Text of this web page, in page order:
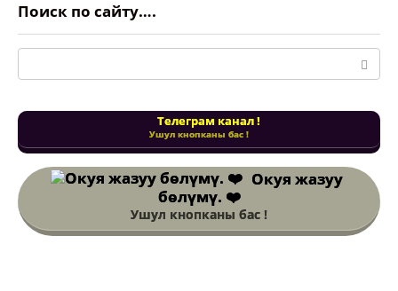
Поиск по сайту….
Поиск:
Телеграм канал !
Ушул кнопканы бас !
Окуя жазуу
бөлүмү. ❤️
Ушул кнопканы бас !